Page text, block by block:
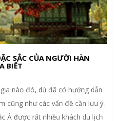
SẮC CỦA NGƯỜI HÀN
BIẾT
nào đó, dù đã có hướng dẫn
cũng như các vấn đề cần lưu ý.
Á được rất nhiều khách du lịch